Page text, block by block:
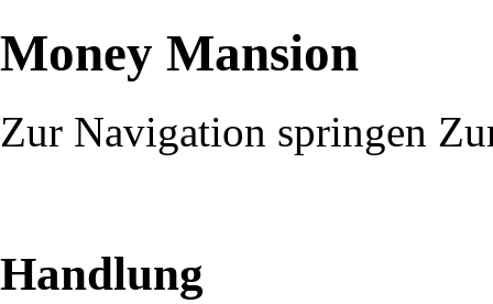
Money Mansion
Zur Navigation springen
Handlung